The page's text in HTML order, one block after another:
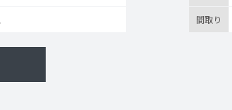
間取り